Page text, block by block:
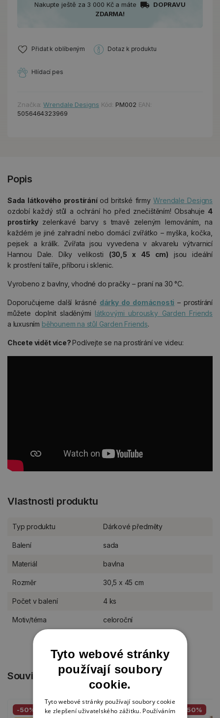
Nakupte ještě za 3 000 Kč a máte
DOPRAVU
ZDARMA!
Přidat k oblíbeným Dotaz k produktu
Hlídací pes
Značka:Wrendale Designs Kód: PM002 EAN:
5056464323969
Popis
Sada látkového prostírání od britské firmyWrendale Designs
ozdobí každý stůl a ochrání ho před znečištěním! Obsahuje 4
prostírky zelenkavé barvy s tmavě zeleným lemováním, na
každém je jiné zahradní nebo domácí zvířátko – myška, kočka,
pejsek a králík. Zvířata jsou vyvedena v akvarelu výtvarnicí
Hannou Dale. Díky velikosti (30,5 x 45 cm) jsou ideální
k prostření talíře, příboru i sklenic.
Vyrobeno z bavlny, vhodné do pračky – praní na 30 °C.
Doporučujeme další krásné dárky do domácnosti – prostírání
můžete doplnit sladěnými látkovými ubrousky Garden Friends
a luxusním běhounem na stůl Garden Friends.
Chcete vidět více?Podívejte se na prostírání ve videu:
Vlastnosti produktu
Typ produktu Dárkové předměty
Balení sada
Materiál bavlna
Rozměr 30,5 x 45 cm
Počet v balení 4 ks
Motiv/téma celoroční
Související produkty
-50% -50%
Tyto webové stránky
používají soubory
cookie.
Tyto webové stránky používají soubory cookie
ke zlepšení uživatelského zážitku. Používáním